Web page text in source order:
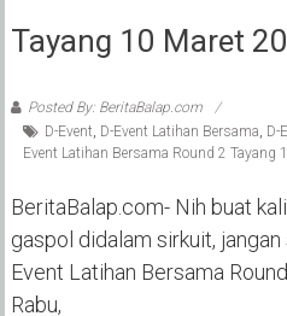
Tayang 10 Maret
Posted By: BeritaBalap.com
D-Event, D-Event Latihan Bersama, D-
Event Latihan Bersama Round 2 Tayang
BeritaBalap.com- Nih buat
gaspol didalam sirkuit,
Event Latihan Bersama
Rabu,